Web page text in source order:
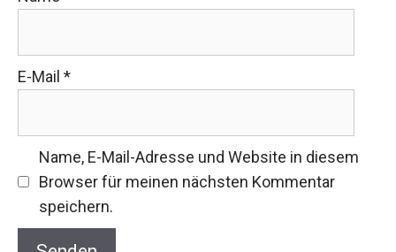
E-Mail *
Name, E-Mail-Adresse und Website in diesem
Browser für meinen nächsten Kommentar
speichern.